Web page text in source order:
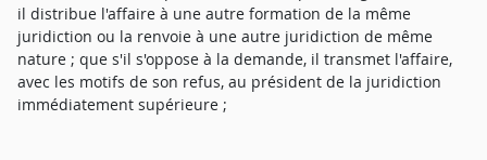
il distribue l'affaire à une autre formation de la même
juridiction ou la renvoie à une autre juridiction de même
nature ; que s'il s'oppose à la demande, il transmet l'affaire,
avec les motifs de son refus, au président de la juridiction
immédiatement supérieure ;